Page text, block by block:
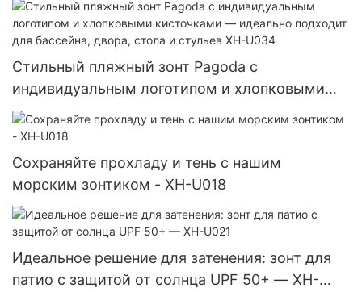
Стильный пляжный зонт Pagoda с
индивидуальным логотипом и хлопковыми
кисточками — идеально подходит для
бассейна, двора, стола и стульев XH-U034
Сохраняйте прохладу и тень с нашим
морским зонтиком - XH-U018
Идеальное решение для затенения: зонт для
патио с защитой от солнца UPF 50+ — XH-